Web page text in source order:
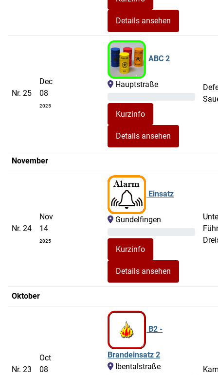
Details ansehen
Nr. 25
Dec
08
2025
ABC 2
Hauptstraße
Details ansehen
November
Nr. 24
Nov
14
2025
Einsatz
Gundelfingen
Details ansehen
Oktober
Nr. 23
Oct
08
B2 -
Brandeinsatz 2
Ibentalstraße